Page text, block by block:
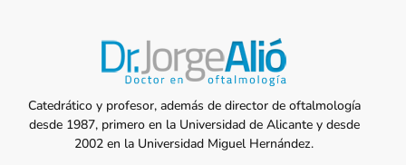
Catedrático y profesor, además de director de oftalmología
desde 1987, primero en la Universidad de Alicante y desde
2002 en la Universidad Miguel Hernández.